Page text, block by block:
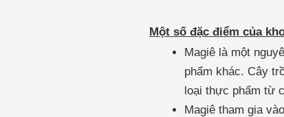
Một số đặc điểm của
Magiê là một
phẩm khác. Cây
loại thực phẩm từ
Magiê tham gia